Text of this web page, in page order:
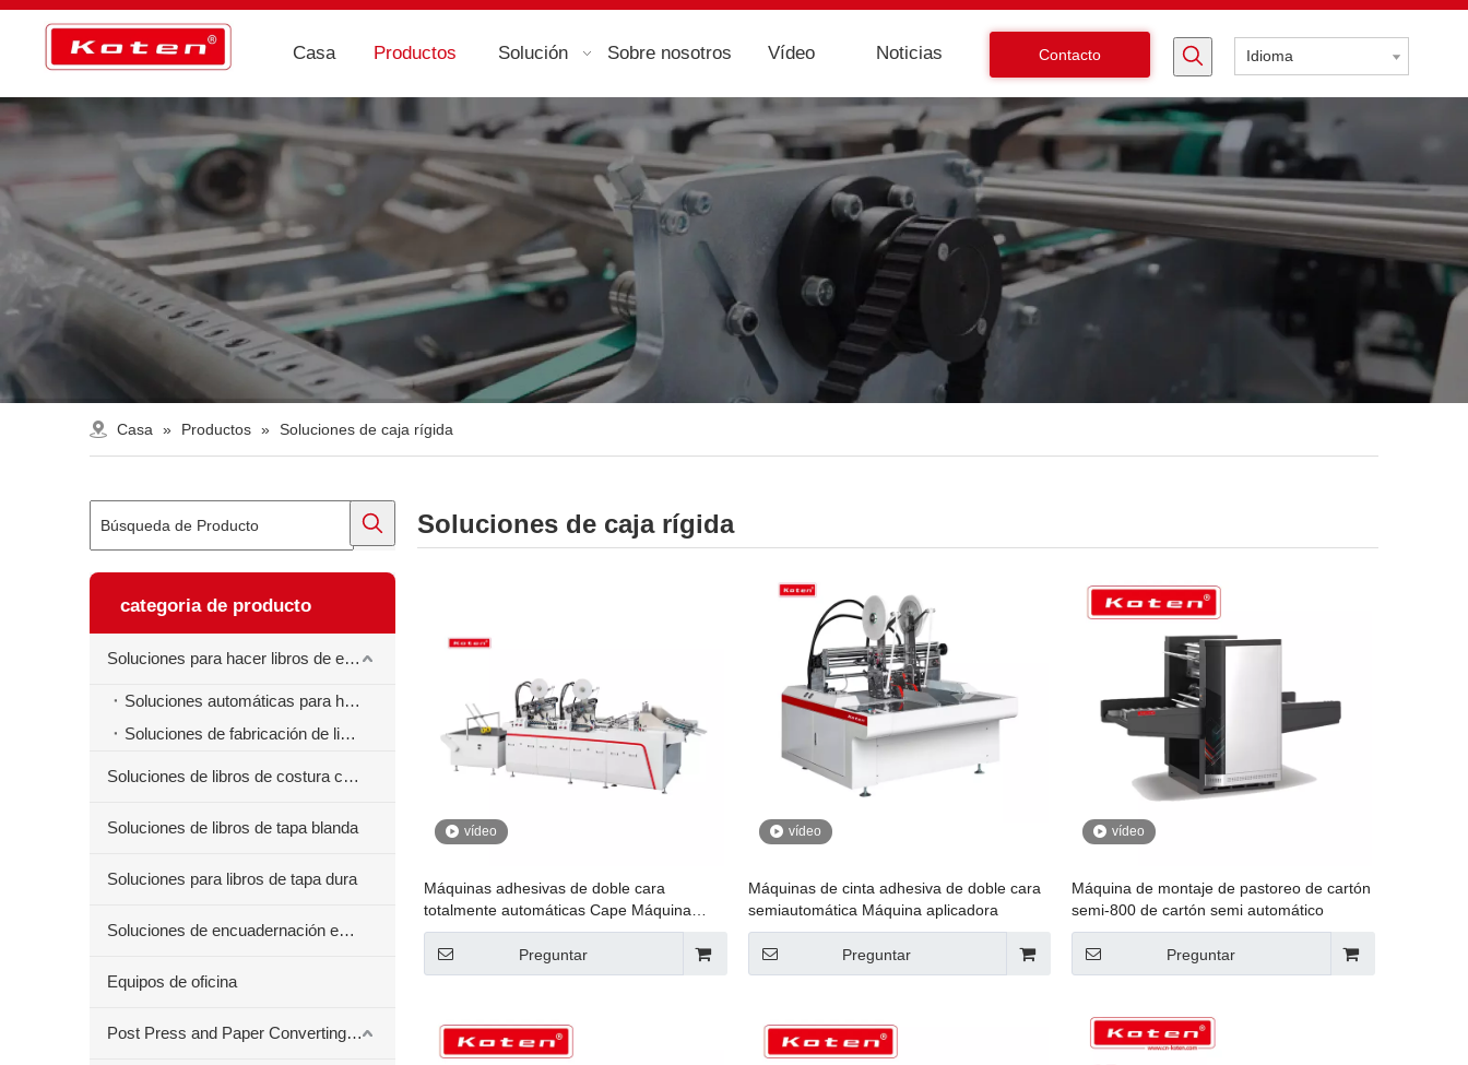
Casa Productos Solución Sobre nosotros Vídeo Noticias Contacto Idioma
Casa » Productos » Soluciones de caja rígida
categoria de producto
Soluciones para hacer libros de ejercicios
Soluciones automáticas para hacer libros de ejercicios
Soluciones de fabricación de libros de ejercicios semiautomáticos
Soluciones de libros de costura centrales
Soluciones de libros de tapa blanda
Soluciones para libros de tapa dura
Soluciones de encuadernación en espiral para libros
Equipos de oficina
Post Press and Paper Converting Máquinas
Soluciones de caja rígida
vídeo
Máquinas adhesivas de doble cara
totalmente automáticas Cape Máquina
aplicadora
Preguntar
vídeo
Máquinas de cinta adhesiva de doble cara
semiautomática Máquina aplicadora
Preguntar
vídeo
Máquina de montaje de pastoreo de cartón
semi-800 de cartón semi automático
Preguntar